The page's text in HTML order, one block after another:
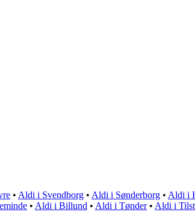
• Aldi i Svendborg • Aldi i Sønderborg • Aldi i
• Aldi i Billund • Aldi i Tønder• Aldi i Tilst